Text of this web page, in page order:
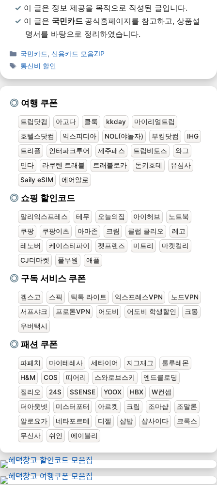
이 글은 정보 제공을 목적으로 작성된 글입니다.
이 글은 국민카드 공식홈페이지를 참고하고, 상품설
명서를 바탕으로 정리하였습니다.
국민카드, 신용카드 모음ZIP
통신비 할인
여행 쿠폰
트립닷컴 아고다 클룩 kkday
마이리얼트립
호텔스닷컴
익스피디아 NOL(야놀자) 부킹닷컴
IHG
트리플
인터파크투어 제주패스 트립비토즈
와그
민다
라쿠텐 트래블 트래블로카 돈키호테
유심사
Saily eSIM
에어알로
쇼핑 할인코드
알리익스프레스 테무 오늘의집 아이허브
노트북
쿠팡
쿠팡이츠 아마존 크림 클럽 클리오
레고
레노버
케이스티파이 펫프렌즈 미트리
마켓컬리
CJ더마켓
풀무원 애플
구독 서비스 쿠폰
겜스고 스픽 틱톡 라이트 익스프레스VPN
노드VPN
서프샤크
프로톤VPN 어도비 어도비 학생할인
크몽
우버택시
패션 쿠폰
파페치 마이테레사 세타이어 지그재그
룰루레몬
H&M
COS 띠어리 스와로브스키
엔드클로딩
질리오
24S SSENSE YOOX HBX
W컨셉
더아웃넷
미스터포터 아르켓 크림 조마샵
조말론
알로요가
네타포르테 디젤 샵밥 샵사이다
크록스
무신사
쉬인 에이블리